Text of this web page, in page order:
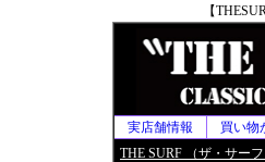
【
実店舗情報 買い物
THE SURF （ザ・サー